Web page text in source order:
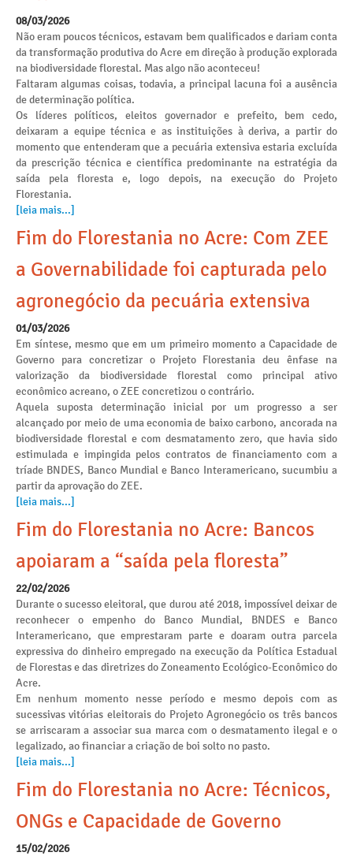
08/03/2026
Não eram poucos técnicos, estavam bem qualificados e dariam conta
da transformação produtiva do Acre em direção à produção explorada
na biodiversidade florestal. Mas algo não aconteceu!
Faltaram algumas coisas, todavia, a principal lacuna foi a ausência
de determinação política.
Os líderes políticos, eleitos governador e prefeito, bem cedo,
deixaram a equipe técnica e as instituições à deriva, a partir do
momento que entenderam que a pecuária extensiva estaria excluída
da prescrição técnica e científica predominante na estratégia da
saída pela floresta e, logo depois, na execução do Projeto
Florestania.
[leia mais...]
Fim do Florestania no Acre: Com ZEE
a Governabilidade foi capturada pelo
agronegócio da pecuária extensiva
01/03/2026
Em síntese, mesmo que em um primeiro momento a Capacidade de
Governo para concretizar o Projeto Florestania deu ênfase na
valorização da biodiversidade florestal como principal ativo
econômico acreano, o ZEE concretizou o contrário.
Aquela suposta determinação inicial por um progresso a ser
alcançado por meio de uma economia de baixo carbono, ancorada na
biodiversidade florestal e com desmatamento zero, que havia sido
estimulada e impingida pelos contratos de financiamento com a
tríade BNDES, Banco Mundial e Banco Interamericano, sucumbiu a
partir da aprovação do ZEE.
[leia mais...]
Fim do Florestania no Acre: Bancos
apoiaram a “saída pela floresta”
22/02/2026
Durante o sucesso eleitoral, que durou até 2018, impossível deixar de
reconhecer o empenho do Banco Mundial, BNDES e Banco
Interamericano, que emprestaram parte e doaram outra parcela
expressiva do dinheiro empregado na execução da Política Estadual
de Florestas e das diretrizes do Zoneamento Ecológico-Econômico do
Acre.
Em nenhum momento nesse período e mesmo depois com as
sucessivas vitórias eleitorais do Projeto Agronegócio os três bancos
se arriscaram a associar sua marca com o desmatamento ilegal e o
legalizado, ao financiar a criação de boi solto no pasto.
[leia mais...]
Fim do Florestania no Acre: Técnicos,
ONGs e Capacidade de Governo
15/02/2026